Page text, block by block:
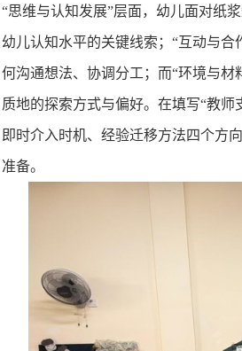
“思维与认知发展”层面，幼儿面对纸
幼儿认知水平的关键线索；“互动与
何沟通想法、协调分工；而“环境与
质地的探索方式与偏好。在填写“教师
即时介入时机、经验迁移方法四个方
准备。